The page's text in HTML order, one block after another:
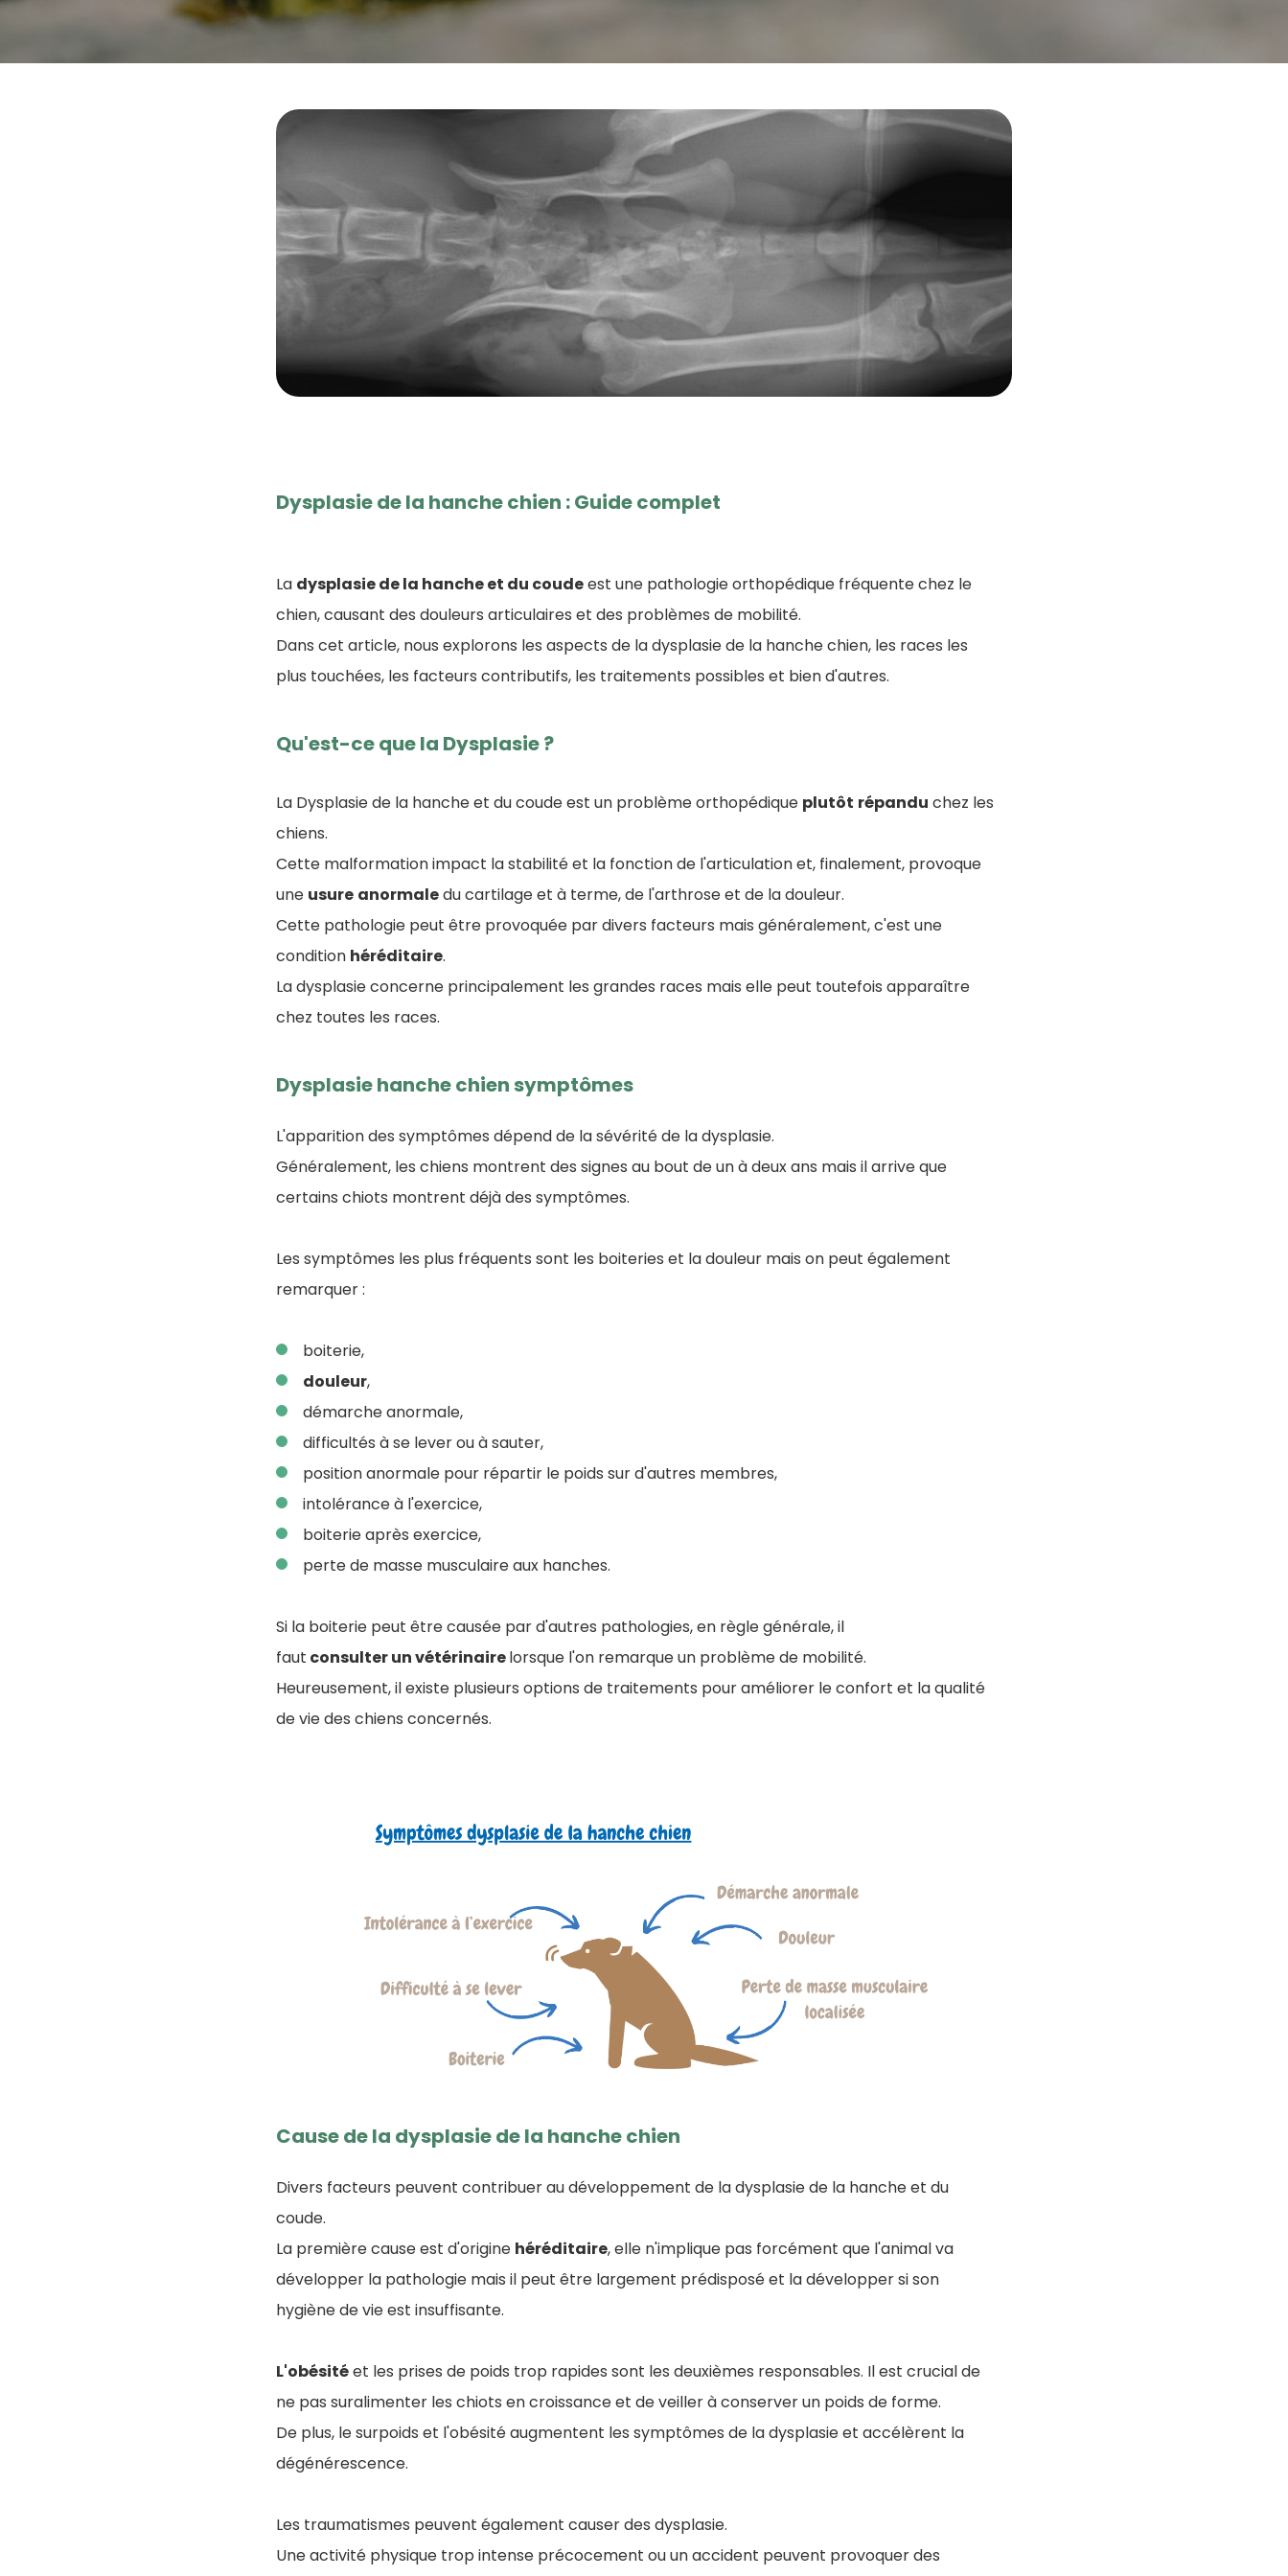
Dysplasie de la hanche chien : Guide complet
La dysplasie de la hanche et du coudeest une pathologie orthopédique fréquente chez le
chien, causant des douleurs articulaires et des problèmes de mobilité.
Dans cet article, nous explorons les aspects de la dysplasie de la hanche chien, les races les
plus touchées, les facteurs contributifs, les traitements possibles et bien d'autres.
Qu'est-ce que la Dysplasie ?
La Dysplasie de la hanche et du coude est un problème orthopédique plutôt répandu chez les
chiens.
Cette malformation impact la stabilité et la fonction de l'articulation et, finalement, provoque
une usure anormaledu cartilage et à terme, de l'arthrose et de la douleur.
Cette pathologie peut être provoquée par divers facteurs mais généralement, c'est une
condition héréditaire.
La dysplasie concerne principalement les grandes races mais elle peut toutefois apparaître
chez toutes les races.
Dysplasie hanche chien symptômes
L'apparition des symptômes dépend de la sévérité de la dysplasie.
Généralement, les chiens montrent des signes au bout de un à deux ans mais il arrive que
certains chiots montrent déjà des symptômes.
Les symptômes les plus fréquents sont les boiteries et la douleur mais on peut également
remarquer :
boiterie,
douleur,
démarche anormale,
difficultés à se lever ou à sauter,
position anormale pour répartir le poids sur d'autres membres,
intolérance à l'exercice,
boiterie après exercice,
perte de masse musculaire aux hanches.
Si la boiterie peut être causée par d'autres pathologies, en règle générale, il
faut consulter un vétérinairelorsque l'on remarque un problème de mobilité.
Heureusement, il existe plusieurs options de traitements pour améliorer le confort et la qualité
de vie des chiens concernés.
Cause de la dysplasie de la hanche chien
Divers facteurs peuvent contribuer au développement de la dysplasie de la hanche et du
coude.
La première cause est d'origine héréditaire, elle n'implique pas forcément que l'animal va
développer la pathologie mais il peut être largement prédisposé et la développer si son
hygiène de vie est insuffisante.
L'obésitéet les prises de poids trop rapides sont les deuxièmes responsables. Il est crucial de
ne pas suralimenter les chiots en croissance et de veiller à conserver un poids de forme.
De plus, le surpoids et l'obésité augmentent les symptômes de la dysplasie et accélèrent la
dégénérescence.
Les traumatismes peuvent également causer des dysplasie.
Une activité physique trop intense précocement ou un accident peuvent provoquer des